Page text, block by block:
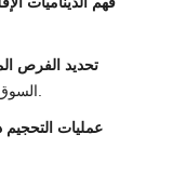
تحديد الفرص
السوق غير المحاذاة إلى الوقت والموارد الضائعة.
عمليات